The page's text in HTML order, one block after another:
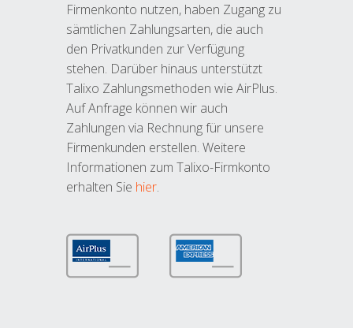
Firmenkonto nutzen, haben Zugang zu
sämtlichen Zahlungsarten, die auch
den Privatkunden zur Verfügung
stehen. Darüber hinaus unterstützt
Talixo Zahlungsmethoden wie AirPlus.
Auf Anfrage können wir auch
Zahlungen via Rechnung für unsere
Firmenkunden erstellen. Weitere
Informationen zum Talixo-Firmkonto
erhalten Sie hier.